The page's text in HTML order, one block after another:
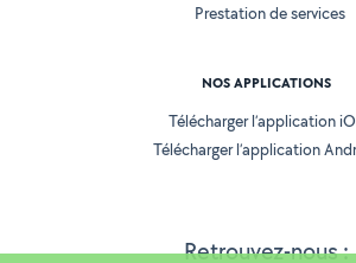
Retrouvez-nous :
Prestation de services
NOS APPLICATIONS
Télécharger l’application
Télécharger l’application